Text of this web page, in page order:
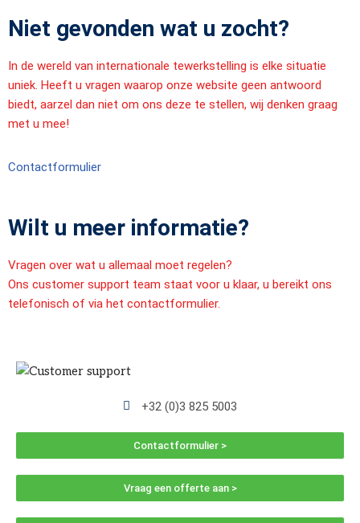
Wilt u meer informatie?
Vragen over wat u allemaal moet regelen?
Ons customer support team staat voor u klaar, u bereikt ons
telefonisch of via het contactformulier.
+32 (0)3 825 5003
Contactformulier >
Vraag een offerte aan >
Niet gevonden wat u zocht?
In de wereld van internationale tewerkstelling is elke situatie
uniek. Heeft u vragen waarop onze website geen antwoord
biedt, aarzel dan niet om ons deze te stellen, wij denken graag
met u mee!
Contactformulier